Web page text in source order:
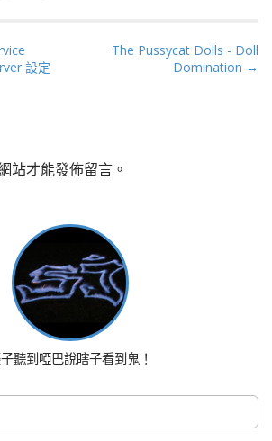
設定
The Pussycat Dolls - Doll
Domination →
站才能發佈留言。
聽到啞巴說瞎子看到鬼！